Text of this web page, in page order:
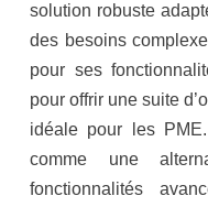
solution robuste
des besoins
pour ses
pour offrir une suite
idéale pour les
comme une
fonctionnalités